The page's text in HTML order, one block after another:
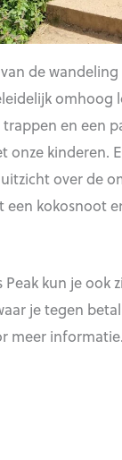
de
omhoog
en een
onze kinderen.
over de
een kokosnoot
Peak kun je ook
je tegen
meer informatie.